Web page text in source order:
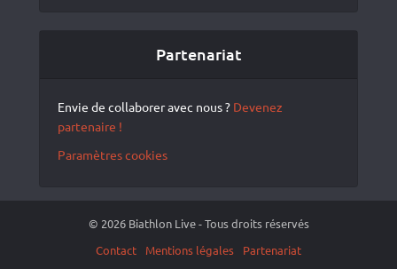
Partenariat
Envie de collaborer avec nous ? Devenez
partenaire !
Paramètres cookies
© 2026 Biathlon Live - Tous droits réservés
Contact
Mentions légales Partenariat